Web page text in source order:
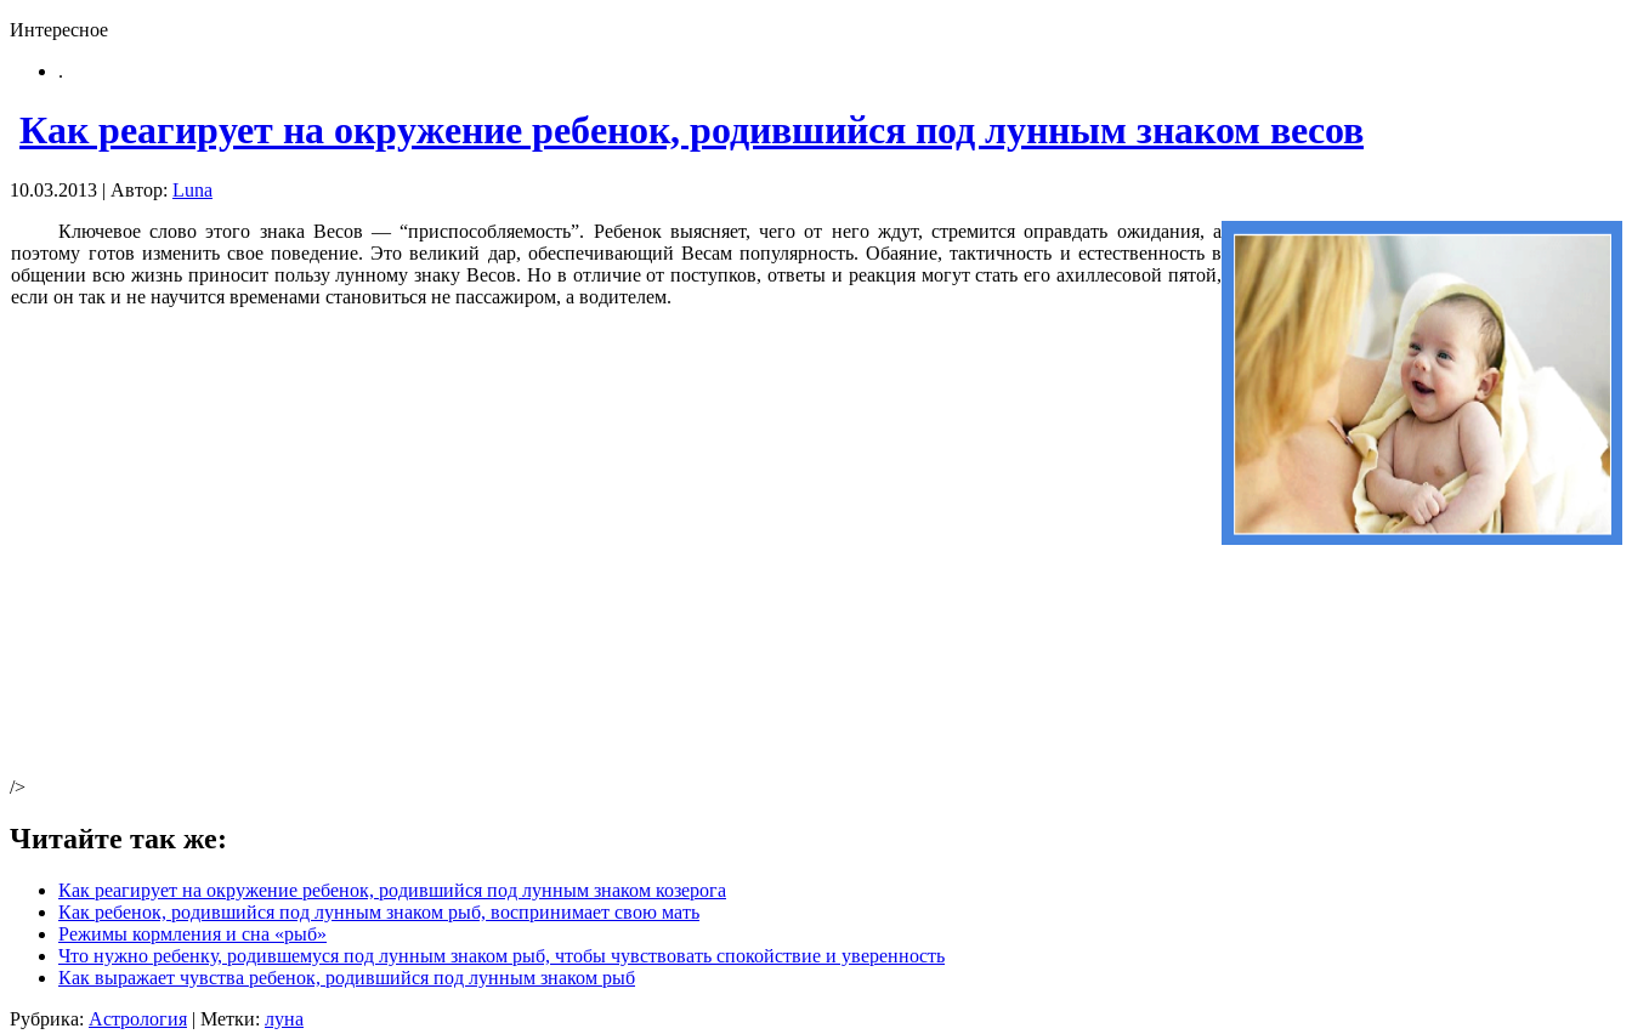
Интересное
.
Как реагирует на окружение ребенок, родившийся под лунным знаком весов
10.03.2013 | Автор: Luna
Ключевое слово этого знака Весов — “приспособляемость”. Ребенок выясняет, чего от него ждут, стремится оправдать ожидания, а
поэтому готов изменить свое поведение. Это великий дар, обеспечивающий Весам популярность. Обаяние, тактичность и естественность в
общении всю жизнь приносит пользу лунному знаку Весов. Но в отличие от поступков, ответы и реакция могут стать его ахиллесовой пятой,
если он так и не научится временами становиться не пассажиром, а водителем.
/>
Читайте так же:
Как реагирует на окружение ребенок, родившийся под лунным знаком козерога
Как ребенок, родившийся под лунным знаком рыб, воспринимает свою мать
Режимы кормления и сна «рыб»
Что нужно ребенку, родившемуся под лунным знаком рыб, чтобы чувствовать спокойствие и уверенность
Как выражает чувства ребенок, родившийся под лунным знаком рыб
Рубрика: Астрология | Метки: луна